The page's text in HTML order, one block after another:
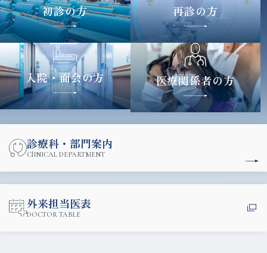
初診の方 再診の方
入院・面会の方 医療関係者の方
診療科・部門案内
ClINICAL DEPARTMENT
外来担当医表
DOCTOR TABLE